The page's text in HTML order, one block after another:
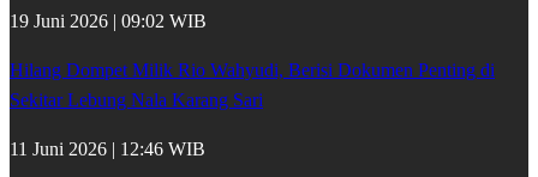
19 Juni 2026 | 09:02 WIB
Hilang Dompet Milik Rio Wahyudi, Berisi Dokumen Penting di
Sekitar Lebung Nala Karang Sari
11 Juni 2026 | 12:46 WIB